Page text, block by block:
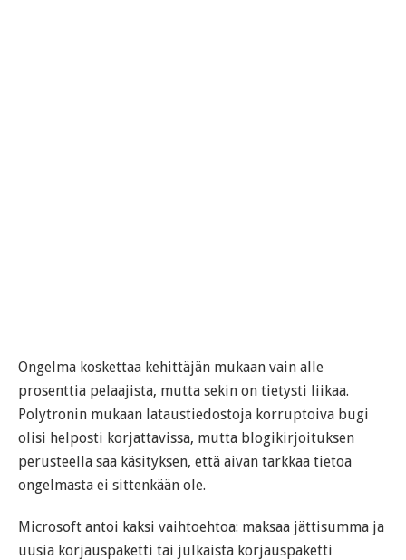
Ongelma koskettaa kehittäjän mukaan vain alle
prosenttia pelaajista, mutta sekin on tietysti liikaa.
Polytronin mukaan lataustiedostoja korruptoiva bugi
olisi helposti korjattavissa, mutta blogikirjoituksen
perusteella saa käsityksen, että aivan tarkkaa tietoa
ongelmasta ei sittenkään ole.
Microsoft antoi kaksi vaihtoehtoa: maksaa jättisumma ja
uusia korjauspaketti tai julkaista korjauspaketti